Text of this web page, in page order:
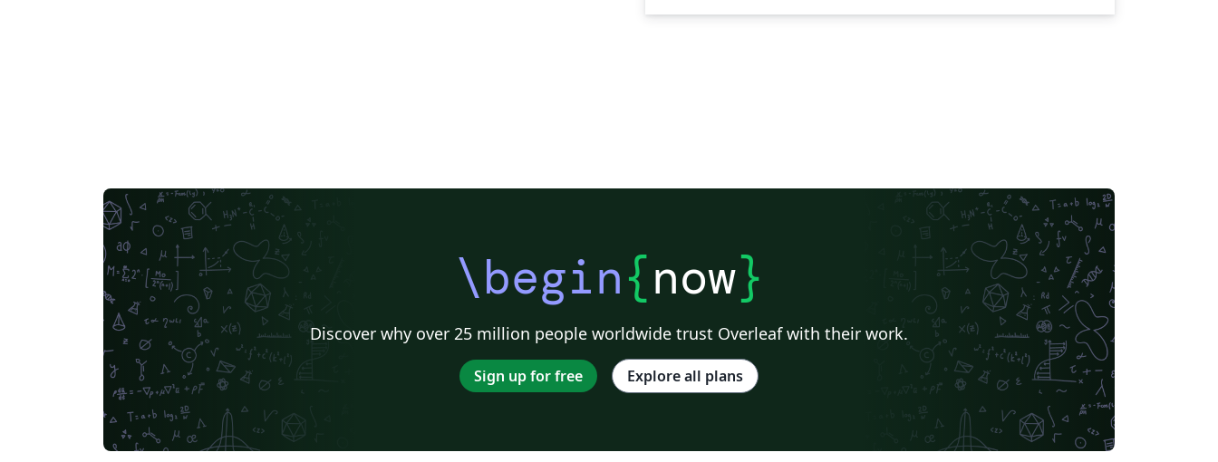
\begin{now}
Discover why over 25 million people worldwide trust Overleaf with their work.
Sign up for free Explore all plans